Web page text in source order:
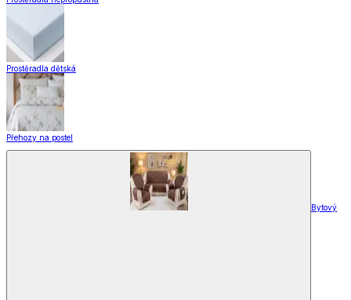
Prostěradla dětská
Přehozy na postel
Bytový